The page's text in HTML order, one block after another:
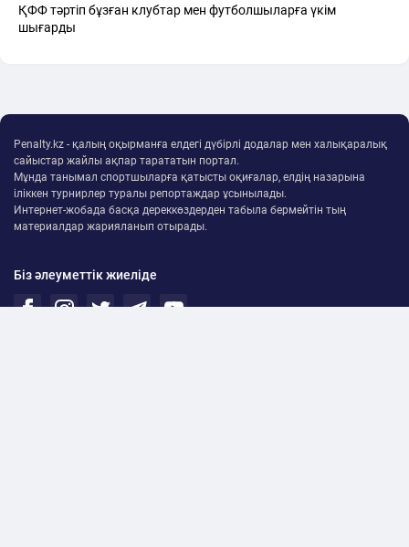
ҚФФ тәртіп бұзған клубтар мен футболшыларға үкім
шығарды
Penalty.kz - қалың оқырманға елдегі дүбірлі додалар мен халықаралық
сайыстар жайлы ақпар тарататын портал.
Мұнда танымал спортшыларға қатысты оқиғалар, елдің назарына
іліккен турнирлер туралы репортаждар ұсынылады.
Интернет-жобада басқа дереккөздерден табыла бермейтін тың
материалдар жарияланып отырады.
Біз әлеуметтік жиеліде